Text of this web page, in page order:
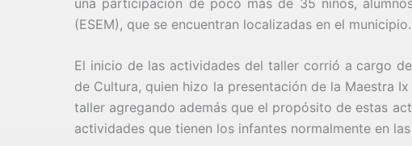
(ESEM), que se encuentran localizadas en el municipio.
El inicio de las actividades del taller corrió a cargo
de Cultura, quien hizo la presentación de la Maestra
taller agregando además que el propósito de estas
actividades que tienen los infantes normalmente en